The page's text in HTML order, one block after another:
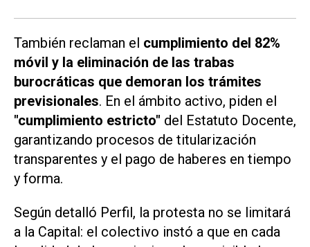
También reclaman el cumplimiento del 82%
móvil y la eliminación de las trabas
burocráticas que demoran los trámites
previsionales. En el ámbito activo, piden el
"cumplimiento estricto" del Estatuto Docente,
garantizando procesos de titularización
transparentes y el pago de haberes en tiempo
y forma.
Según detalló Perfil, la protesta no se limitará
a la Capital: el colectivo instó a que en cada